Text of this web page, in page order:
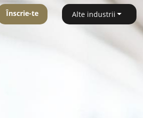
Înscrie-te Alte industrii